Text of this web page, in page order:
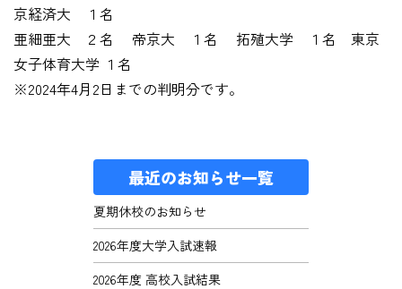
京経済大 １名
亜細亜大 ２名 帝京大 １名 拓殖大学 １名 東京
女子体育大学 １名
※2024年4月2日までの判明分です。
最近のお知らせ一覧
夏期休校のお知らせ
2026年度大学入試速報
2026年度 高校入試結果